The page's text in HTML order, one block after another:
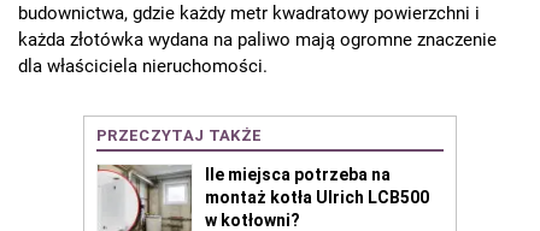
budownictwa, gdzie każdy metr kwadratowy powierzchni i
każda złotówka wydana na paliwo mają ogromne znaczenie
dla właściciela nieruchomości.